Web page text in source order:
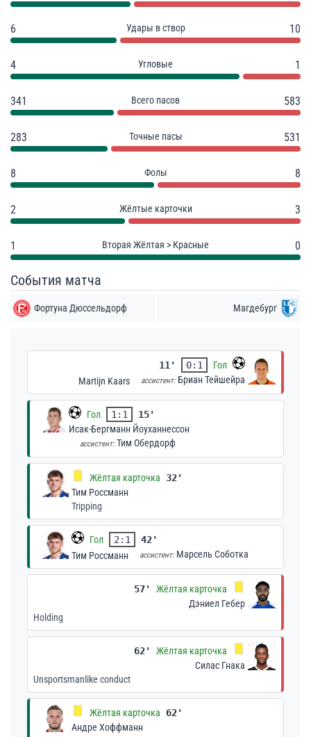
6 Удары в створ 10
4 Угловые 1
341 Всего пасов 583
283 Точные пасы 531
8 Фолы 8
2 Жёлтые карточки 3
1 Вторая Жёлтая > Красные 0
События матча
Фортуна Дюссельдорф Магдебург
11' 0:1
Гол
Martijn Kaars
ассистент: Бриан Тейшейра
Гол 1:1
15'
Исак-Бергманн Йоуханнессон
ассистент:Тим Обердорф
Жёлтая карточка 32'
Тим Россманн
Tripping
Гол 2:1
42'
Тим Россманн
ассистент: Марсель Соботка
57'
Жёлтая карточка
Дэниел Гебер
Holding
62'
Жёлтая карточка
Силас Гнака
Unsportsmanlike conduct
Жёлтая карточка
62'
Андре Хоффманн